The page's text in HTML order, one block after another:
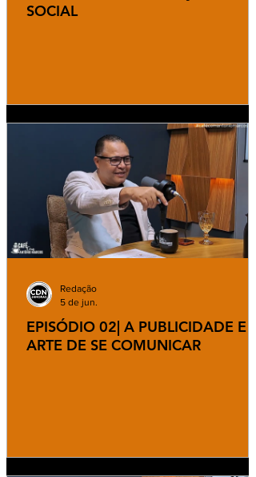
SOCIAL
EPISÓDIO 02| A PUBLICIDADE E A
ARTE DE SE COMUNICAR
Redação
5 de jun.